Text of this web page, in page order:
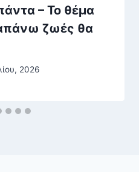
– Το θέμα
ζωές θα
2026